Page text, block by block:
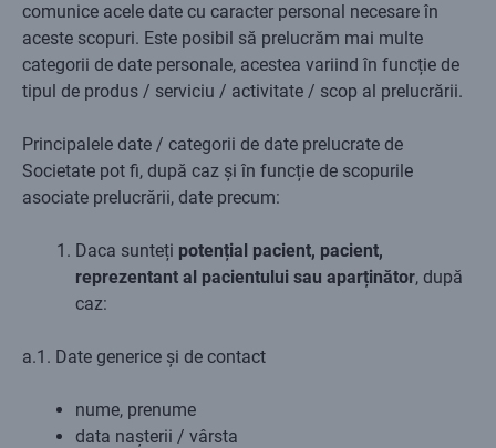
comunice acele date cu caracter personal necesare în
aceste scopuri. Este posibil să prelucrăm mai multe
categorii de date personale, acestea variind în funcție de
tipul de produs / serviciu / activitate / scop al prelucrării.
Principalele date / categorii de date prelucrate de
Societate pot fi, după caz și în funcție de scopurile
asociate prelucrării, date precum:
Daca sunteți potențial pacient, pacient,
reprezentant al pacientului sau aparținător, după
caz:
a.1. Date generice și de contact
nume, prenume
data nașterii / vârsta